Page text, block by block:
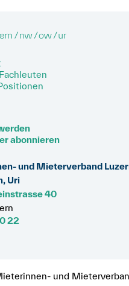
abonnieren
und Mieterverband
Uri
40
22
und